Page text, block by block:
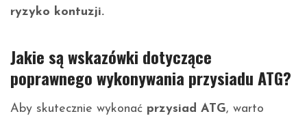
ryzyko kontuzji.
Jakie są wskazówki dotyczące
poprawnego wykonywania przysiadu ATG?
Aby skutecznie wykonać przysiad ATG, warto